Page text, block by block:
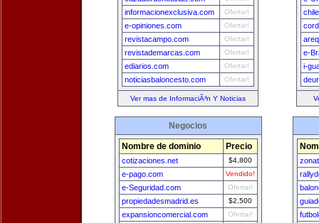
informacionexclusiva.com Ofertar!
e-opiniones.com Ofertar!
revistacampo.com Ofertar!
revistademarcas.com Ofertar!
ediarios.com Ofertar!
noticiasbaloncesto.com Ofertar!
Ver mas de InformaciÃ³n Y Noticias
e-
i-
Negocios
Nombre de dominio Precio
cotizaciones.net $4,800
e-pago.com Vendido!
e-Seguridad.com Ofertar!
propiedadesmadrid.es $2,500
expansioncomercial.com Ofertar!